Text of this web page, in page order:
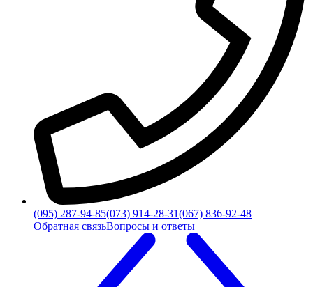
(095) 287-94-85(073) 914-28-31(067) 836-92-48
Обратная связьВопросы и ответы